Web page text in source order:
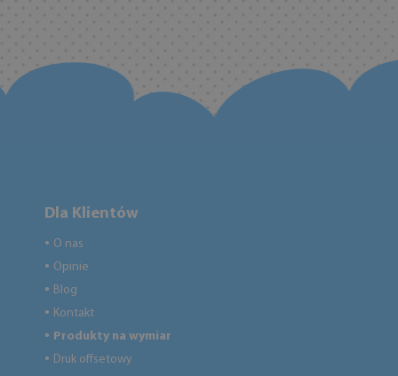
Dla Klientów
● O nas
● Opinie
● Blog
● Kontakt
● Produkty na wymiar
● Druk offsetowy